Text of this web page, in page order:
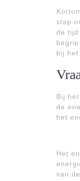
stap
de tijd
bij het
Bij
de
het
Het
van